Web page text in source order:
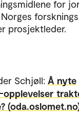
for
prosjektleder.
Schjøll: Å nyte